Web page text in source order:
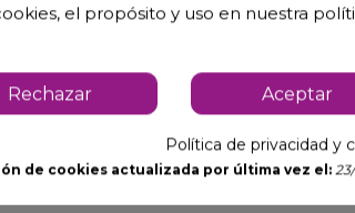
el propósito y uso en nuestra
Rechazar Aceptar
Política de privacidad y
de cookies actualizada por última vez el: